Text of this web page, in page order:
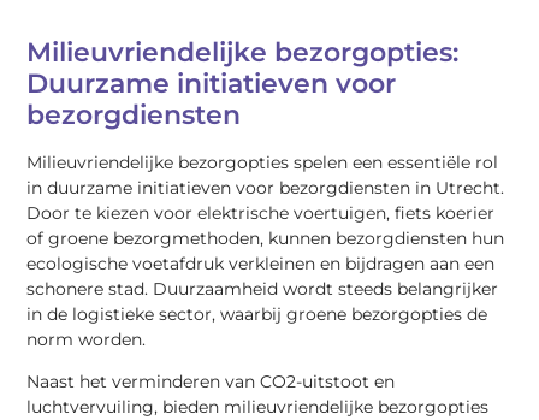
Milieuvriendelijke bezorgopties:
Duurzame initiatieven voor
bezorgdiensten
Milieuvriendelijke bezorgopties spelen een essentiële rol
in duurzame initiatieven voor bezorgdiensten in Utrecht.
Door te kiezen voor elektrische voertuigen, fiets koerier
of groene bezorgmethoden, kunnen bezorgdiensten hun
ecologische voetafdruk verkleinen en bijdragen aan een
schonere stad. Duurzaamheid wordt steeds belangrijker
in de logistieke sector, waarbij groene bezorgopties de
norm worden.
Naast het verminderen van CO2-uitstoot en
luchtvervuiling, bieden milieuvriendelijke bezorgopties